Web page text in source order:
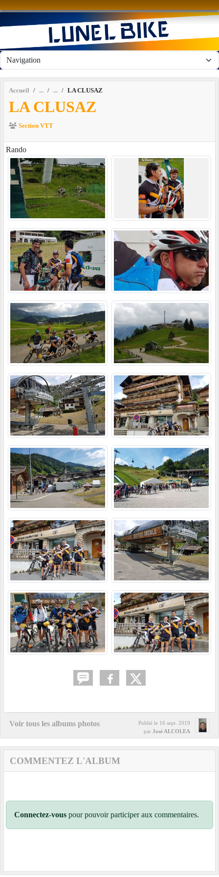
Accueil LA CLUSAZ
LA CLUSAZ
Section VTT
Rando
Voir tous les albums photos Publié le 16 sept. 2019
par José ALCOLEA
COMMENTEZ L'ALBUM
Connectez-vous pour pouvoir participer aux commentaires.